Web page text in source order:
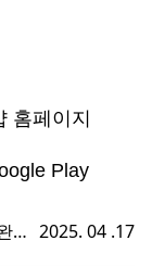
홈페이지
Play
벽 2025. 04 .17